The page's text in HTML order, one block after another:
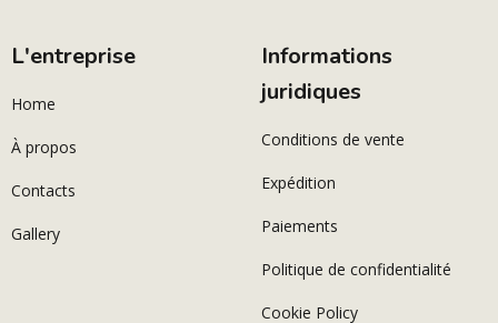
L'entreprise
Home
À propos
Contacts
Gallery
Informations
juridiques
Conditions de vente
Expédition
Paiements
Politique de confidentialité
Cookie Policy